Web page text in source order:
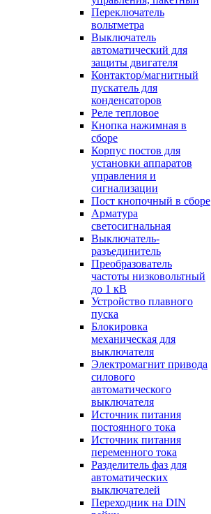
Переключатель
вольтметра
Выключатель
автоматический для
защиты двигателя
Контактор/магнитный
пускатель для
конденсаторов
Реле тепловое
Кнопка нажимная в
сборе
Корпус постов для
установки аппаратов
управления и
сигнализации
Пост кнопочный в сборе
Арматура
светосигнальная
Выключатель-
разъединитель
Преобразователь
частоты низковольтный
до 1 кВ
Устройство плавного
пуска
Блокировка
механическая для
выключателя
Электромагнит привода
силового
автоматического
выключателя
Источник питания
постоянного тока
Источник питания
переменного тока
Разделитель фаз для
автоматических
выключателей
Переходник на DIN